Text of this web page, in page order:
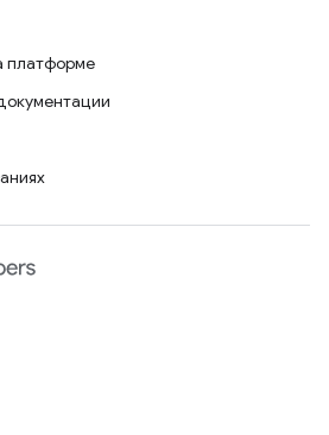
платформе